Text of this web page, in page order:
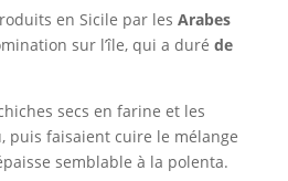
en Sicile par les Arabes
sur l’île, qui a duré de
secs en farine et les
puis faisaient cuire le mélange
semblable à la polenta.